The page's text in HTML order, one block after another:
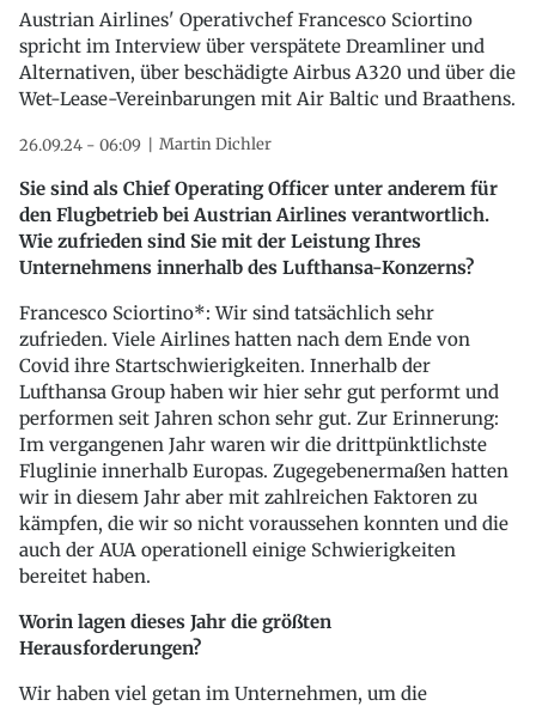
Austrian Airlines' Operativchef Francesco Sciortino
spricht im Interview über verspätete Dreamliner und
Alternativen, über beschädigte Airbus A320 und über die
Wet-Lease-Vereinbarungen mit Air Baltic und Braathens.
26.09.24 - 06:09 Martin Dichler
Sie sind als Chief Operating Officer unter anderem für
den Flugbetrieb bei Austrian Airlines verantwortlich.
Wie zufrieden sind Sie mit der Leistung Ihres
Unternehmens innerhalb des Lufthansa-Konzerns?
Francesco Sciortino*: Wir sind tatsächlich sehr
zufrieden. Viele Airlines hatten nach dem Ende von
Covid ihre Startschwierigkeiten. Innerhalb der
Lufthansa Group haben wir hier sehr gut performt und
performen seit Jahren schon sehr gut. Zur Erinnerung:
Im vergangenen Jahr waren wir die drittpünktlichste
Fluglinie innerhalb Europas. Zugegebenermaßen hatten
wir in diesem Jahr aber mit zahlreichen Faktoren zu
kämpfen, die wir so nicht voraussehen konnten und die
auch der AUA operationell einige Schwierigkeiten
bereitet haben.
Worin lagen dieses Jahr die größten
Herausforderungen?
Wir haben viel getan im Unternehmen, um die